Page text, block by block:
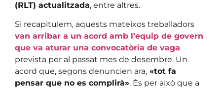
(RLT) actualitzada, entre altres.
Si recapitulem, aquests mateixos treballadors
van arribar a un acord amb l’equip de govern
que va aturar una convocatòria de vaga
prevista per al passat mes de desembre. Un
acord que, segons denuncien ara, «tot fa
pensar que no es complirà». És per això que a